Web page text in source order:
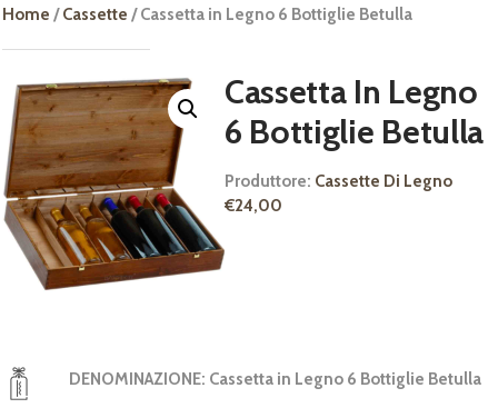
Home /Cassette / Cassetta in Legno 6 Bottiglie Betulla
Cassetta In Legno
6 Bottiglie Betulla
Produttore: Cassette Di Legno
€24,00
DENOMINAZIONE: Cassetta in Legno 6 Bottiglie Betulla